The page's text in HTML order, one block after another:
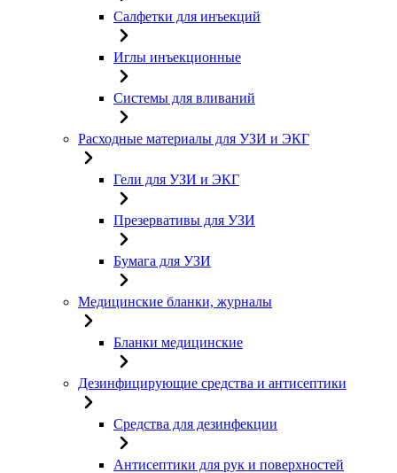
Салфетки для инъекций
Иглы инъекционные
Системы для вливаний
Расходные материалы для УЗИ и ЭКГ
Гели для УЗИ и ЭКГ
Презервативы для УЗИ
Бумага для УЗИ
Медицинские бланки, журналы
Бланки медицинские
Дезинфицирующие средства и антисептики
Средства для дезинфекции
Антисептики для рук и поверхностей